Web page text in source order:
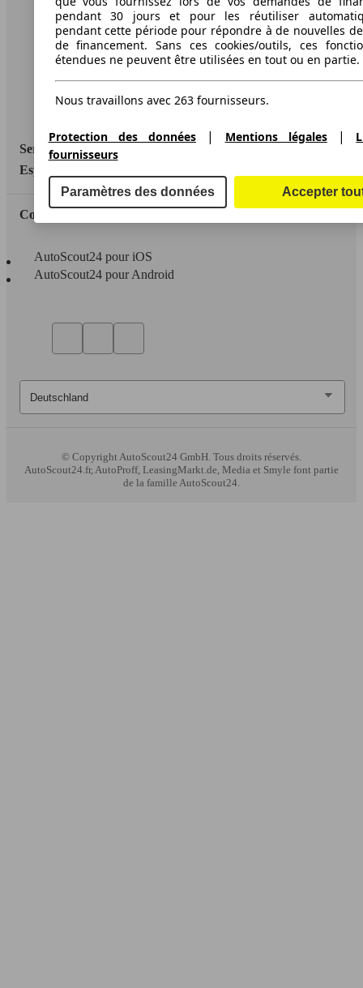
Conditions d'utilisation
Informations légales
Protection des données
Service
Espace Pro
Contact
AutoScout24 pour iOS
AutoScout24 pour Android
© CopyrightAutoScout24 GmbH. Tous droits réservés.
AutoScout24.fr, AutoProff, LeasingMarkt.de, Media et Smyle font partie
de la famille AutoScout24.
pendant 30 jours et pour les réutiliser
pendant cette période pour répondre à de nouvelles
de financement. Sans ces cookies/outils, ces
étendues ne peuvent être utilisées en tout ou en partie.
Nous travaillons avec 263 fournisseurs.
Protection des données | Mentions légales|
fournisseurs
Paramètres des données Accepter